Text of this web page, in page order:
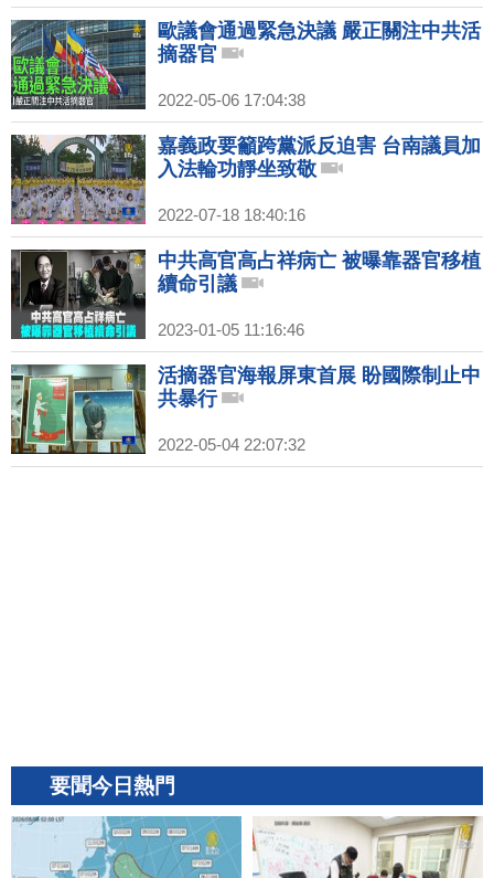
歐議會通過緊急決議 嚴正關注中共活
摘器官
2022-05-06 17:04:38
嘉義政要籲跨黨派反迫害 台南議員加
入法輪功靜坐致敬
2022-07-18 18:40:16
中共高官高占祥病亡 被曝靠器官移植
續命引議
2023-01-05 11:16:46
活摘器官海報屏東首展 盼國際制止中
共暴行
2022-05-04 22:07:32
要聞今日熱門